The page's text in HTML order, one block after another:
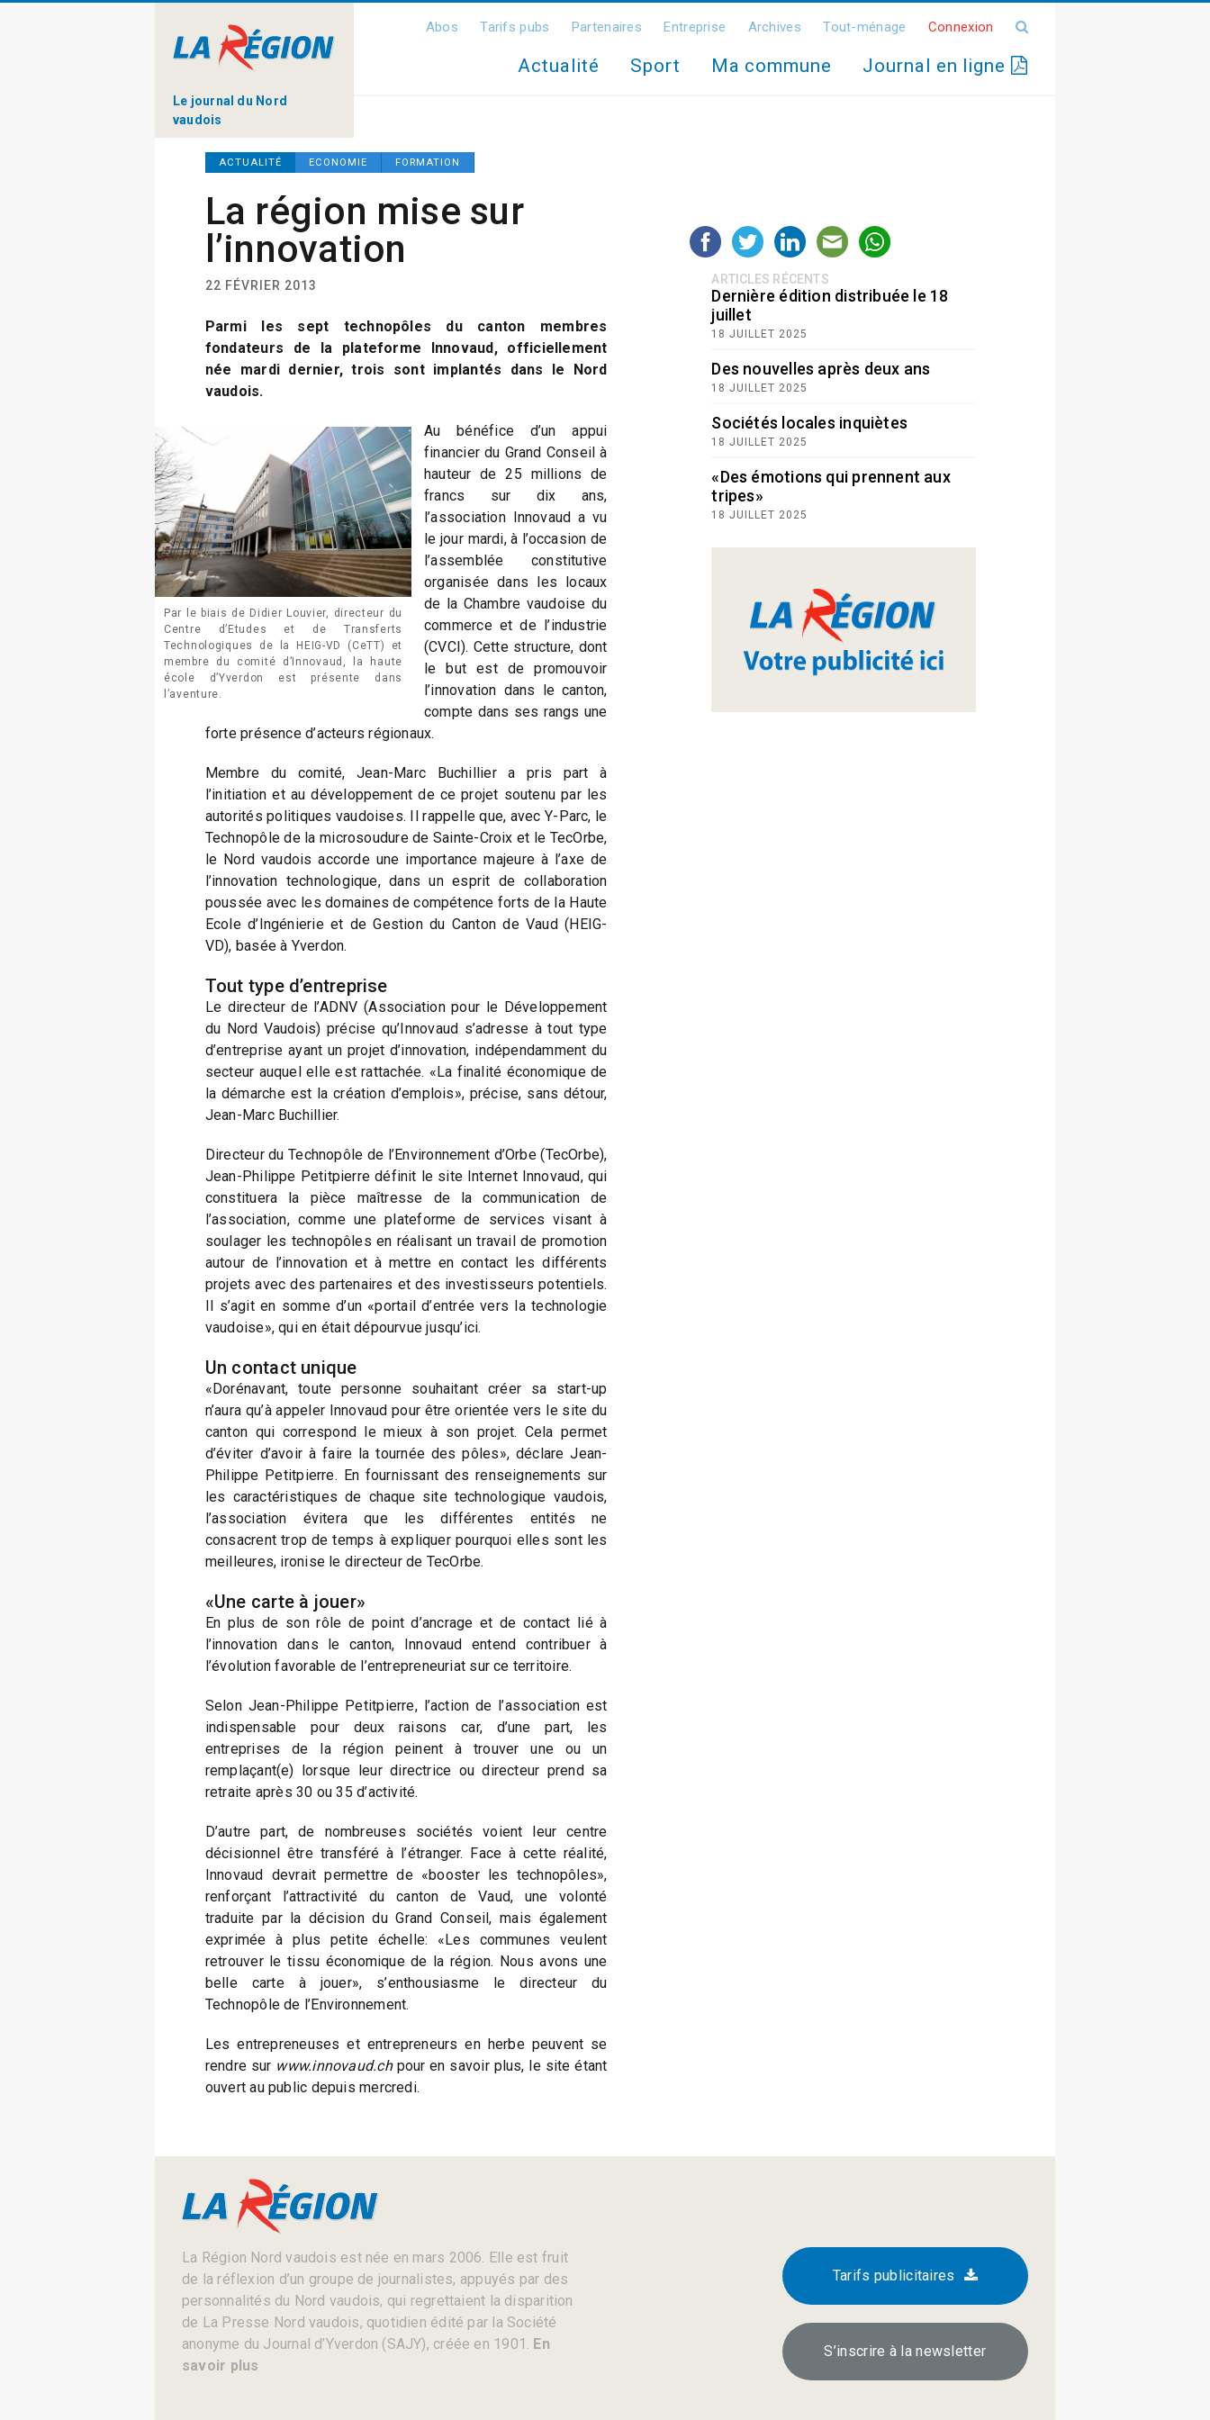
Le journal du Nord
vaudois
Abos Tarifs pubs Partenaires Entreprise Archives Tout-ménage Connexion
Actualité Sport Ma commune Journal en ligne
ACTUALITÉ ECONOMIE FORMATION
La région mise sur
l’innovation
22 FÉVRIER 2013
Parmi les sept technopôles du canton membres
fondateurs de la plateforme Innovaud, officiellement
née mardi dernier, trois sont implantés dans le Nord
vaudois.
Par le biais de Didier Louvier, directeur du
Centre d’Etudes et de Transferts
Technologiques de la HEIG-VD (CeTT) et
membre du comité d’Innovaud, la haute
école d’Yverdon est présente dans
l’aventure.
Au bénéfice d’un appui
financier du Grand Conseil à
hauteur de 25 millions de
francs sur dix ans,
l’association Innovaud a vu
le jour mardi, à l’occasion de
l’assemblée constitutive
organisée dans les locaux
de la Chambre vaudoise du
commerce et de l’industrie
(CVCI). Cette structure, dont
le but est de promouvoir
l’innovation dans le canton,
compte dans ses rangs une
forte présence d’acteurs régionaux.
Membre du comité, Jean-Marc Buchillier a pris part à
l’initiation et au développement de ce projet soutenu par les
autorités politiques vaudoises. Il rappelle que, avec Y-Parc, le
Technopôle de la microsoudure de Sainte-Croix et le TecOrbe,
le Nord vaudois accorde une importance majeure à l’axe de
l’innovation technologique, dans un esprit de collaboration
poussée avec les domaines de compétence forts de la Haute
Ecole d’Ingénierie et de Gestion du Canton de Vaud (HEIG-
VD), basée à Yverdon.
Tout type d’entreprise
Le directeur de l’ADNV (Association pour le Développement
du Nord Vaudois) précise qu’Innovaud s’adresse à tout type
d’entreprise ayant un projet d’innovation, indépendamment du
secteur auquel elle est rattachée. «La finalité économique de
la démarche est la création d’emplois», précise, sans détour,
Jean-Marc Buchillier.
Directeur du Technopôle de l’Environnement d’Orbe (TecOrbe),
Jean-Philippe Petitpierre définit le site Internet Innovaud, qui
constituera la pièce maîtresse de la communication de
l’association, comme une plateforme de services visant à
soulager les technopôles en réalisant un travail de promotion
autour de l’innovation et à mettre en contact les différents
projets avec des partenaires et des investisseurs potentiels.
Il s’agit en somme d’un «portail d’entrée vers la technologie
vaudoise», qui en était dépourvue jusqu’ici.
Un contact unique
«Dorénavant, toute personne souhaitant créer sa start-up
n’aura qu’à appeler Innovaud pour être orientée vers le site du
canton qui correspond le mieux à son projet. Cela permet
d’éviter d’avoir à faire la tournée des pôles», déclare Jean-
Philippe Petitpierre. En fournissant des renseignements sur
les caractéristiques de chaque site technologique vaudois,
l’association évitera que les différentes entités ne
consacrent trop de temps à expliquer pourquoi elles sont les
meilleures, ironise le directeur de TecOrbe.
«Une carte à jouer»
En plus de son rôle de point d’ancrage et de contact lié à
l’innovation dans le canton, Innovaud entend contribuer à
l’évolution favorable de l’entrepreneuriat sur ce territoire.
Selon Jean-Philippe Petitpierre, l’action de l’association est
indispensable pour deux raisons car, d’une part, les
entreprises de la région peinent à trouver une ou un
remplaçant(e) lorsque leur directrice ou directeur prend sa
retraite après 30 ou 35 d’activité.
D’autre part, de nombreuses sociétés voient leur centre
décisionnel être transféré à l’étranger. Face à cette réalité,
Innovaud devrait permettre de «booster les technopôles»,
renforçant l’attractivité du canton de Vaud, une volonté
traduite par la décision du Grand Conseil, mais également
exprimée à plus petite échelle: «Les communes veulent
retrouver le tissu économique de la région. Nous avons une
belle carte à jouer», s’enthousiasme le directeur du
Technopôle de l’Environnement.
Les entrepreneuses et entrepreneurs en herbe peuvent se
rendre sur www.innovaud.chpour en savoir plus, le site étant
ouvert au public depuis mercredi.
ARTICLES RÉCENTS
Dernière édition distribuée le 18
juillet
18 JUILLET 2025
Des nouvelles après deux ans
18 JUILLET 2025
Sociétés locales inquiètes
18 JUILLET 2025
«Des émotions qui prennent aux
tripes»
18 JUILLET 2025
La Région Nord vaudois est née en mars 2006. Elle est fruit
de la réflexion d’un groupe de journalistes, appuyés par des
personnalités du Nord vaudois, qui regrettaient la disparition
de La Presse Nord vaudois, quotidien édité par la Société
anonyme du Journal d’Yverdon (SAJY), créée en 1901. En
savoir plus
Tarifs publicitaires
S’inscrire à la newsletter